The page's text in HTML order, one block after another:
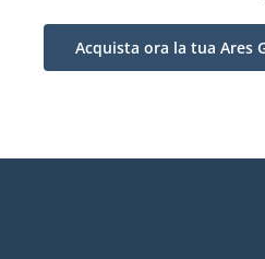
Acquista ora la tua Ares